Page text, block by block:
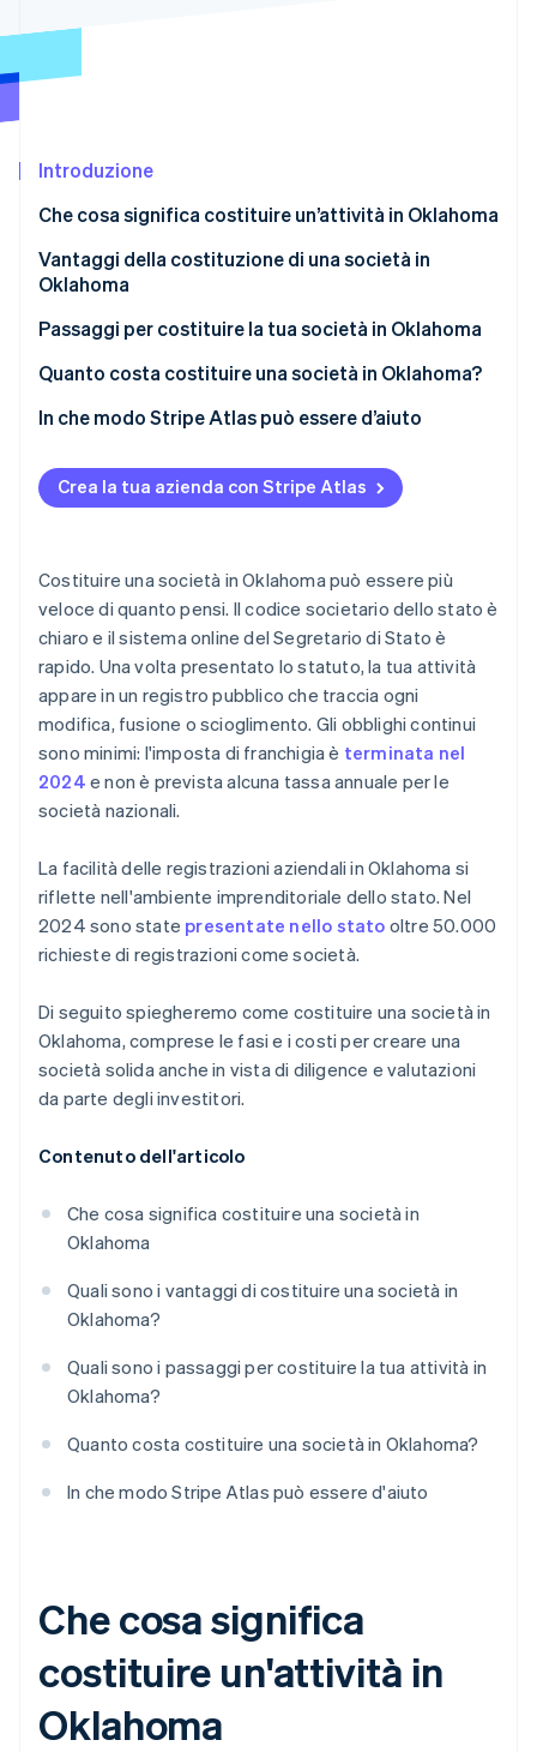
Prevenzione delle frodi
Climate
Identity
Verifica online dell'identità
Scopri come Stripe sta costruendo l'infrastruttura
Guarda ora
Introduzione
Che cosa significa costituire un’attività in Oklahoma
Vantaggi della costituzione di una società in
Oklahoma
Passaggi per costituire la tua società in Oklahoma
1. Scegli un nome che rispetti le regole
3. Redigi l’atto costitutivo
5. Tieni una riunione organizzativa
6. Registra i tuoi conti fiscali
7. Mantieni aggiornata l’entità
Quanto costa costituire una società in Oklahoma?
In che modo Stripe Atlas può essere d’aiuto
Registrazione su Atlas
Accettazione di pagamenti e operazioni bancarie
Acquisto di azioni senza contanti da parte del
fondatore
Presentazione automatica della dichiarazione
fiscale 83(b)
Documenti legali aziendali con idoneità globale
Un anno gratuito di Stripe Payments, più 50.000
USD in crediti e sconti dal partner
Crea la tua azienda con Stripe Atlas
Costituire una società in Oklahoma può essere più
veloce di quanto pensi. Il codice societario dello stato è
chiaro e il sistema online del Segretario di Stato è
rapido. Una volta presentato lo statuto, la tua attività
appare in un registro pubblico che traccia ogni
modifica, fusione o scioglimento. Gli obblighi continui
sono minimi: l'imposta di franchigia è terminata nel
2024 e non è prevista alcuna tassa annuale per le
società nazionali.
La facilità delle registrazioni aziendali in Oklahoma si
riflette nell'ambiente imprenditoriale dello stato. Nel
2024 sono state presentate nello stato oltre 50.000
richieste di registrazioni come società.
Di seguito spiegheremo come costituire una società in
Oklahoma, comprese le fasi e i costi per creare una
società solida anche in vista di diligence e valutazioni
da parte degli investitori.
Contenuto dell'articolo
Che cosa significa costituire una società in
Oklahoma
Quali sono i vantaggi di costituire una società in
Oklahoma?
Quali sono i passaggi per costituire la tua attività in
Oklahoma?
Quanto costa costituire una società in Oklahoma?
In che modo Stripe Atlas può essere d'aiuto
Che cosa significa
costituire un'attività in
Oklahoma